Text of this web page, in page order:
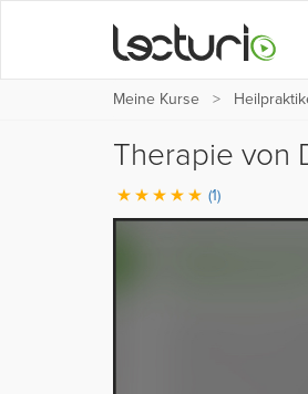
Meine Kurse
Therapie von
(1)